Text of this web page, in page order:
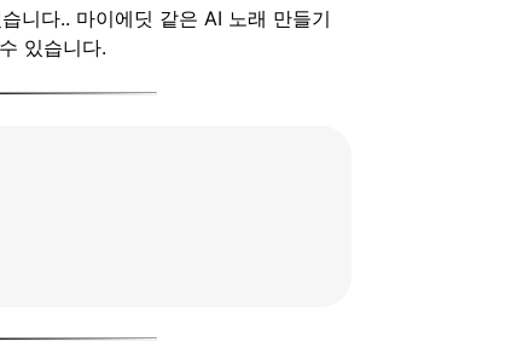
니다.. 마이에딧 같은 AI 노래 만들기
있습니다.